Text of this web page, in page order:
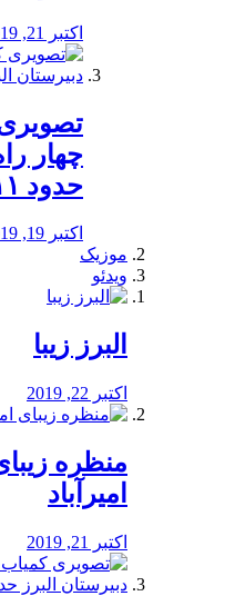
اکتبر 21, 2019
چهار
حدود ۱۳۱۱ه ش
اکتبر 19, 2019
موزیک
ویدئو
البرز زیبا
اکتبر 22, 2019
منظره‌‌
امیرآباد
اکتبر 21, 2019